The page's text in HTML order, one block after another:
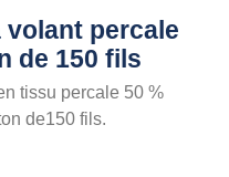
percale
de 150 fils
tissu percale 50 %
de150 fils.